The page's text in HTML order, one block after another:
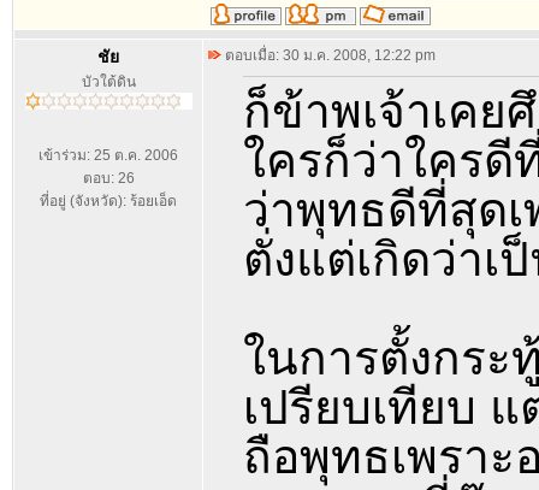
ชัย
บัวใต้ดิน
เข้าร่วม: 25 ต.ค. 2006
ตอบ: 26
ที่อยู่ (จังหวัด): ร้อยเอ็ด
ตอบเมื่อ: 30 ม.ค. 2008, 12:22 pm
ก็ข้าพเจ้าเคย
ใครก็ว่าใครดี
ว่าพุทธดีที่สุด
ตั่งแต่เกิดว่าเ
ในการตั้งกร
เปรียบเทียบ
ถือพุทธเพราะ